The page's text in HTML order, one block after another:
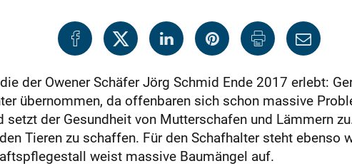
der Owener Schäfer Jörg Schmid Ende 2017 erlebt:
übernommen, da offenbaren sich schon massive
der Gesundheit von Mutterschafen und Lämmern
Tieren zu schaffen. Für den Schafhalter steht ebenso
weist massive Baumängel auf.